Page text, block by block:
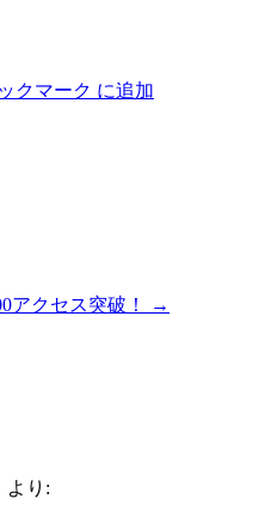
アクセス突破！ →
より: